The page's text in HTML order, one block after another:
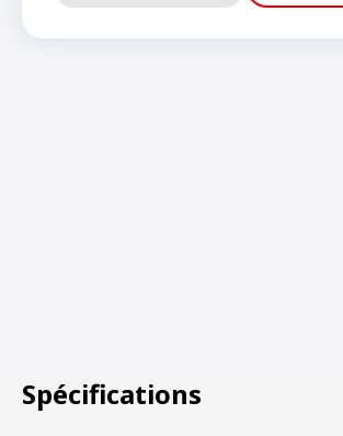
Spécifications